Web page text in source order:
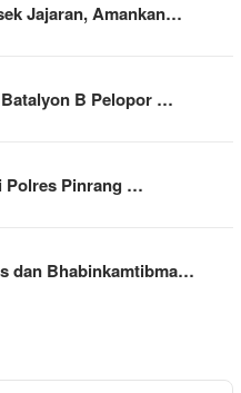
Jajaran, Amankan…
B Pelopor …
Polres Pinrang …
dan Bhabinkamtibma…